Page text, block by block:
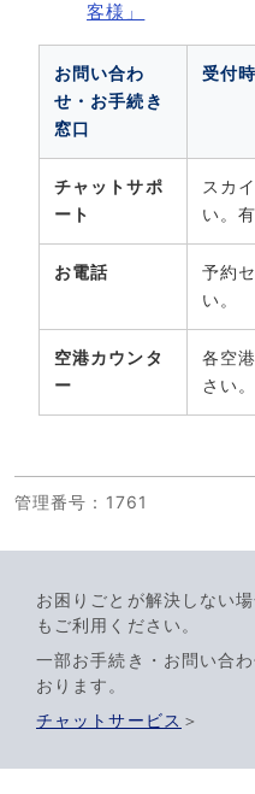
客様」
お問い合わ
せ・お手続き
窓口
受付
チャットサポ
ート
スカ
い。
お電話 予約
い。
空港カウンタ
ー
各空
さい。
管理番号 ：1761
お困りごとが解決しない
もご利用ください。
一部お手続き・お問い合
おります。
チャットサービス ＞